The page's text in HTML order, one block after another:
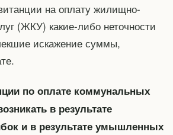
на оплату жилищно-
(ЖКУ) какие-либо неточности
искажение суммы,
по оплате коммунальных
в результате
и в результате умышленных